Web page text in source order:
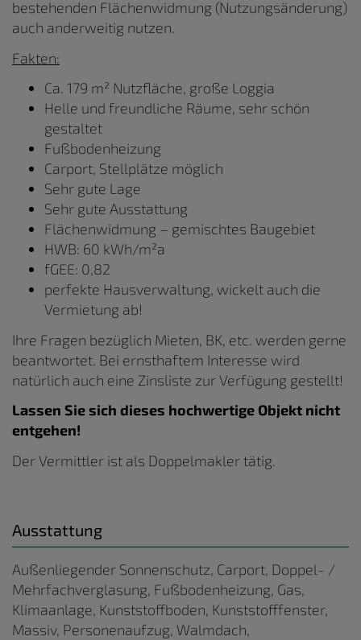
bestehenden Flächenwidmung (Nutzungsänderung)
auch anderweitig nutzen.
Fakten:
Ca. 179 m² Nutzfläche, große Loggia
Helle und freundliche Räume, sehr schön
gestaltet
Fußbodenheizung
Carport, Stellplätze möglich
Sehr gute Lage
Sehr gute Ausstattung
Flächenwidmung – gemischtes Baugebiet
HWB: 60 kWh/m²a
fGEE: 0,82
perfekte Hausverwaltung, wickelt auch die
Vermietung ab!
Ihre Fragen bezüglich Mieten, BK, etc. werden gerne
beantwortet. Bei ernsthaftem Interesse wird
natürlich auch eine Zinsliste zur Verfügung gestellt!
Lassen Sie sich dieses hochwertige Objekt nicht
entgehen!
Der Vermittler ist als Doppelmakler tätig.
Ausstattung
Außenliegender Sonnenschutz Carport Doppel- /
Mehrfachverglasung Fußbodenheizung Gas
Klimaanlage Kunststoffboden Kunststofffenster
Massiv Personenaufzug Walmdach